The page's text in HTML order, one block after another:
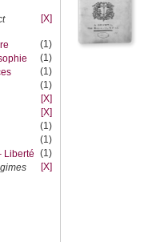
[X]
(1)
(1)
(1)
(1)
[X]
[X]
(1)
(1)
Liberté (1)
[X]